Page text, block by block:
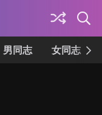
男同志 女同志